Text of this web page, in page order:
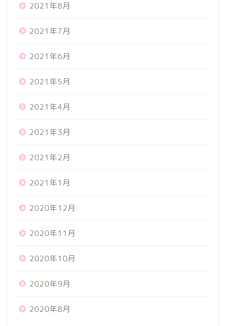
2021年8月
2021年7月
2021年6月
2021年5月
2021年4月
2021年3月
2021年2月
2021年1月
2020年12月
2020年11月
2020年10月
2020年9月
2020年8月